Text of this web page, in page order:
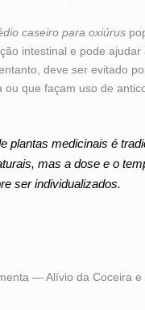
caseiro para oxiúrus
intestinal e pode ajudar
entanto, deve ser evitado
ou que façam uso de
plantas medicinais é
mas a dose e o
ser individualizados.
— Alívio da Coceira e